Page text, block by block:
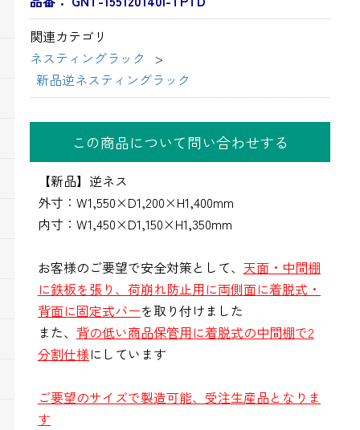
関連カテゴリ
ネスティングラック
新品逆ネスティングラック
この商品について問い合わせする
【新品】逆ネス
外寸：W1,550×D1,200×H1,400mm
内寸：W1,450×D1,150×H1,350mm
お客様のご要望で安全対策として、 天面・中間棚
に鉄板を張り、荷崩れ防止用に両側面に着脱式・
背面に固定式バーを取り付けました
また、 背の低い商品保管用に着脱式の中間棚で2
分割仕様にしています
ご要望のサイズで製造可能、受注生産品となりま
す